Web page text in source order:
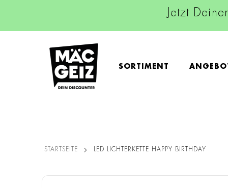
Jetzt
SORTIMENT
STARTSEITE LED LICHTERKETTE HAPPY BIRTHDAY
Zum